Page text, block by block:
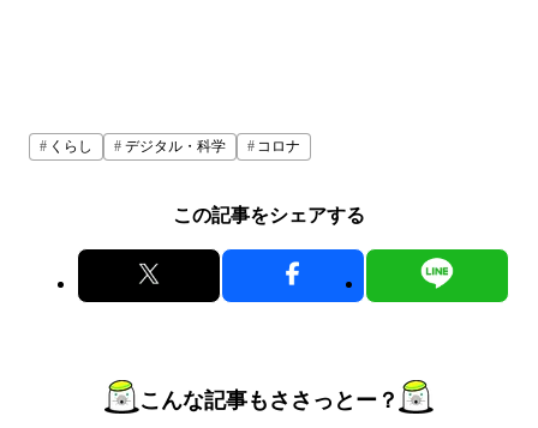
くらし デジタル・科学 コロナ
この記事をシェアする
こんな記事もささっとー？